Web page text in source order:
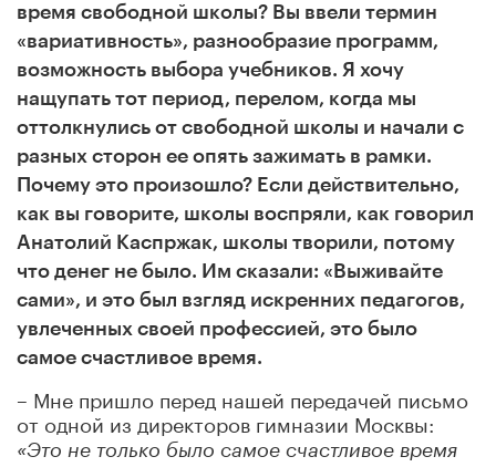
время свободной школы? Вы ввели термин
«вариативность», разнообразие программ,
возможность выбора учебников. Я хочу
нащупать тот период, перелом, когда мы
оттолкнулись от свободной школы и начали с
разных сторон ее опять зажимать в рамки.
Почему это произошло? Если действительно,
как вы говорите, школы воспряли, как говорил
Анатолий Каспржак, школы творили, потому
что денег не было. Им сказали: «Выживайте
сами», и это был взгляд искренних педагогов,
увлеченных своей профессией, это было
самое счастливое время.
– Мне пришло перед нашей передачей письмо
от одной из директоров гимназии Москвы:
«Это не только было самое счастливое время